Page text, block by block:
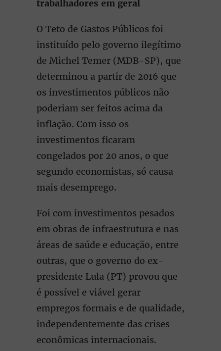
trabalhadores em geral
O Teto de Gastos Públicos foi
instituído pelo governo ilegítimo
de Michel Temer (MDB-SP), que
determinou a partir de 2016 que
os investimentos públicos não
poderiam ser feitos acima da
inflação. Com isso os
investimentos ficaram
congelados por 20 anos, o que
segundo economistas, só causa
mais desemprego.
Foi com investimentos pesados
em obras de infraestrutura e nas
áreas de saúde e educação, entre
outras, que o governo do ex-
presidente Lula (PT) provou que
é possível e viável gerar
empregos formais e de qualidade,
independentemente das crises
econômicas internacionais.